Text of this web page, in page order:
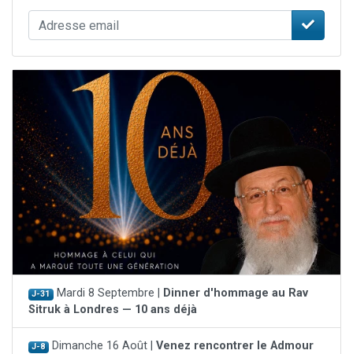
J-31 Mardi 8 Septembre |
Dinner d'hommage au Rav
Sitruk à Londres — 10 ans déjà
J-8 Dimanche 16 Août | Venez rencontrer le Admour